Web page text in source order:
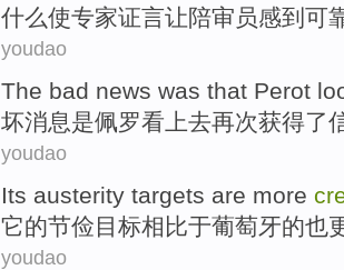
什么使专家证言让陪审员感到 可
youdao
The bad news was that Perot
坏消息是佩罗看上去再次获得了
youdao
Its austerity targets are more
它的节俭目标相比于葡萄牙的也
youdao